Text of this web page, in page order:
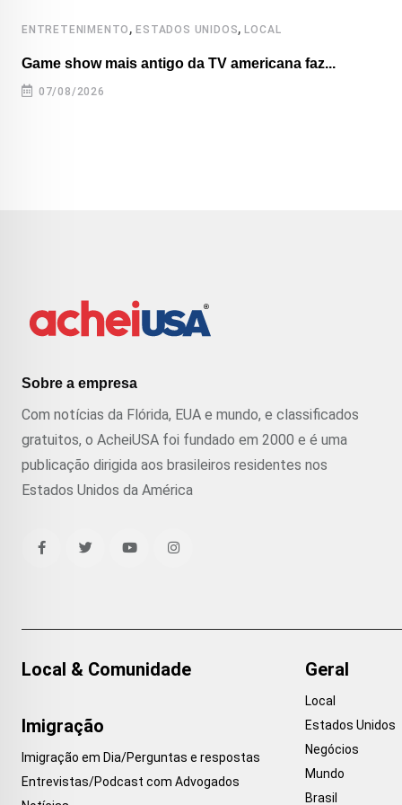
ENTRETENIMENTO ,ESTADOS UNIDOS,LOCAL
Game show mais antigo da TV americana faz...
07/08/2026
Sobre a empresa
Com notícias da Flórida, EUA e mundo, e classificados
gratuitos, o AcheiUSA foi fundado em 2000 e é uma
publicação dirigida aos brasileiros residentes nos
Estados Unidos da América
Local & Comunidade
Imigração
Imigração em Dia/Perguntas e respostas
Entrevistas/Podcast com Advogados
Geral
Local
Estados Unidos
Negócios
Mundo
Brasil